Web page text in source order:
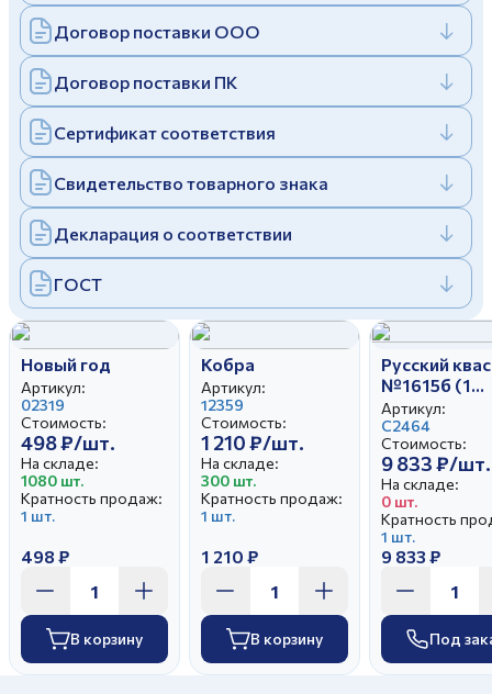
Заполняя и отправляя форму, вы соглашаетесь
cполитикой конфиденциальности
Заполняя и отправляя форму, вы соглашаетесь
cполитикой конфиденциальности
Дулевский фарфоровый завод ©
Политика конфиденциальности
Договор поставки ООО
Договор поставки ПК
Сертификат соответствия
Свидетельство товарного знака
Декларация о соответствии
ГОСТ
Новый год
Артикул:
02319
Стоимость:
498 ₽/шт.
На складе:
1080 шт.
Кратность продаж:
1 шт.
498 ₽
В корзину
Кобра
Артикул:
12359
Стоимость:
1 210 ₽/шт.
На складе:
300 шт.
Кратность продаж:
1 шт.
1 210 ₽
В корзину
Русский квас
№1615б (1
категория)
Артикул:
С2464
Стоимость:
9 833 ₽/шт.
На складе:
0 шт.
Кратность
1 шт.
9 833 ₽
Под